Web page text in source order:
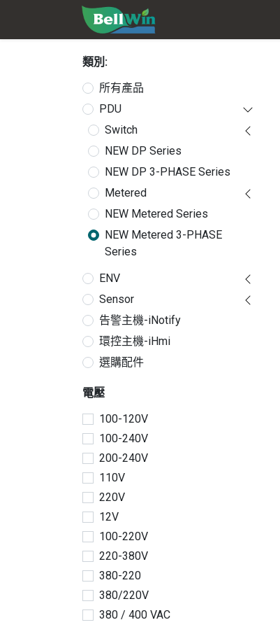
類別:
所有產品
PDU
Switch
NEW DP Series
NEW DP 3-PHASE Series
Metered
NEW Metered Series
NEW Metered 3-PHASE
Series
ENV
Sensor
告警主機-iNotify
環控主機-iHmi
選購配件
電壓
100-120V
100-240V
200-240V
110V
220V
12V
100-220V
220-380V
380-220
380/220V
380 / 400 VAC